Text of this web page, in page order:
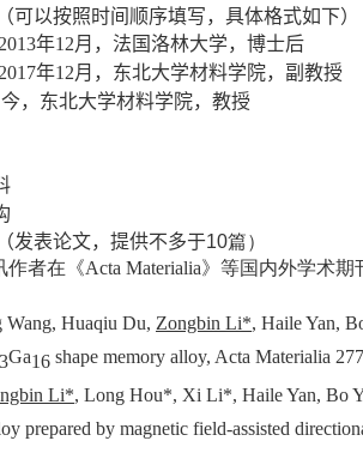
可以按照时间顺序填写，具体格式如下）
年12月，法国洛林大学，博士后
年12月，东北大学材料学院，副教授
今，东北大学材料学院，教授
发表论文，提供不多于10篇）
作者在《Acta Materialia》等国内外学术期
Huaqiu Du, Zongbin Li*, Haile Yan,
Ga16 shape memory alloy, Acta Materialia
Li*, Long Hou*, Xi Li*, Haile Yan, Bo
prepared by magnetic field-assisted